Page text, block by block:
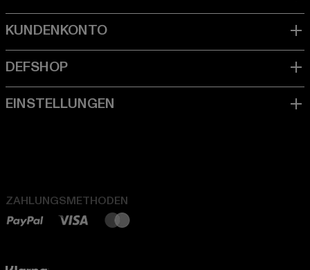
ZAHLUNGSMETHODEN